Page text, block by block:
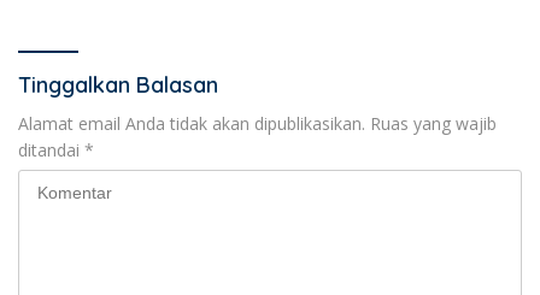
Tinggalkan Balasan
Alamat email Anda tidak akan dipublikasikan. Ruas yang wajib
ditandai *